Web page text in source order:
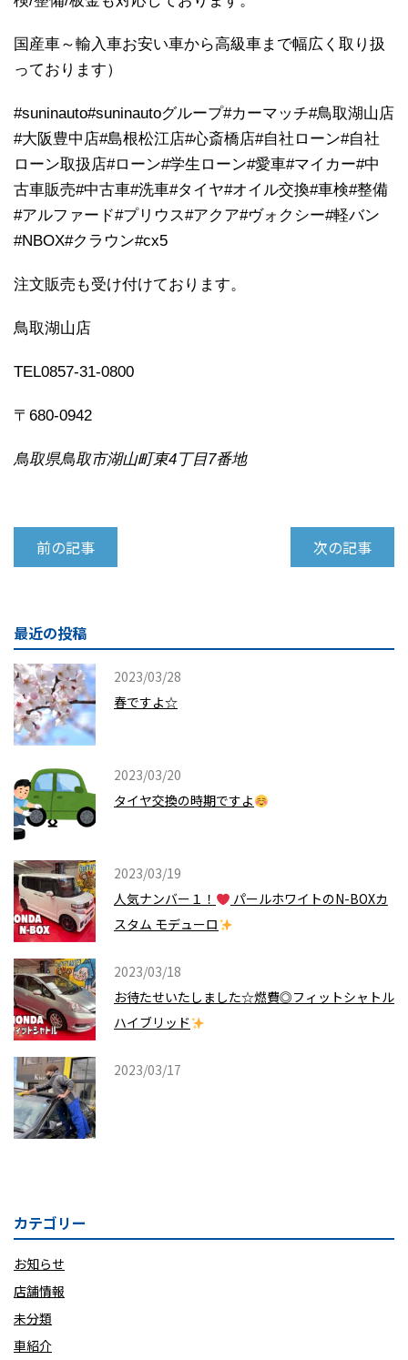
国産車～輸入車お安い車から高級車まで幅広く取り扱
っております）
#suninauto#suninautoグループ#カーマッチ#鳥取湖山店
#大阪豊中店#島根松江店#心斎橋店#自社ローン#自社
ローン取扱店#ローン#学生ローン#愛車#マイカー#中
古車販売#中古車#洗車#タイヤ#オイル交換#車検#整備
#アルファード#プリウス#アクア#ヴォクシー#軽バン
#NBOX#クラウン#cx5
注文販売も受け付けております。
鳥取湖山店
TEL0857-31-0800
〒680-0942
鳥取県鳥取市湖山町東4丁目7番地
前の記事 次の記事
最近の投稿
2023/03/28
春ですよ☆
2023/03/20
タイヤ交換の時期ですよ
2023/03/19
人気ナンバー１！
パールホワイトのN-BOXカ
スタム モデューロ
2023/03/18
お待たせいたしました☆燃費◎フィットシャトル
ハイブリッド
2023/03/17
カテゴリー
お知らせ
店舗情報
未分類
車紹介